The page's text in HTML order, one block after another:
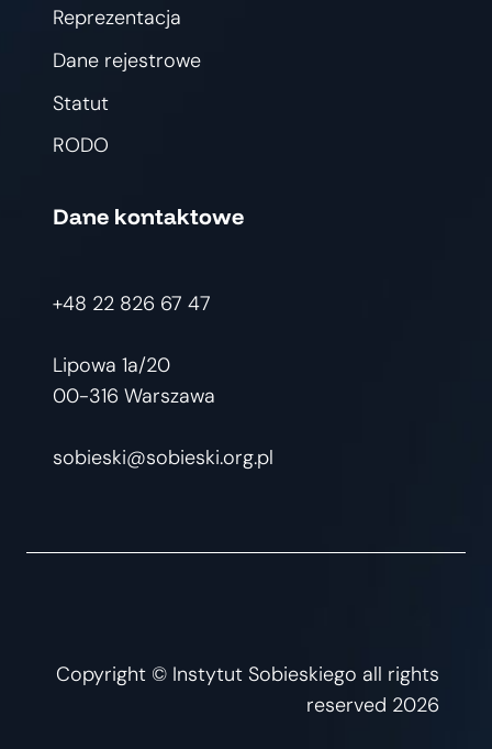
Reprezentacja
Dane rejestrowe
Statut
RODO
Dane kontaktowe
+48 22 826 67 47
Lipowa 1a/20
00-316 Warszawa
sobieski@sobieski.org.pl
Copyright © Instytut Sobieskiego all rights
reserved 2026